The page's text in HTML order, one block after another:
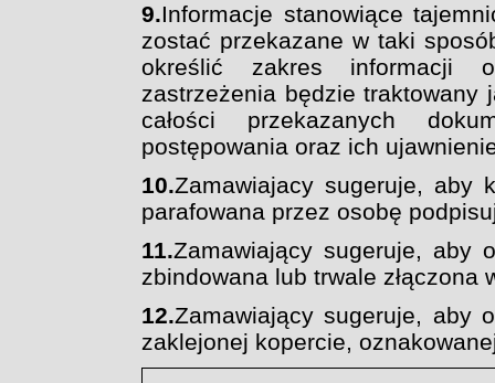
9.Informacje stanowiące
zostać przekazane w taki
określić zakres informacji
zastrzeżenia będzie traktowany
całości przekazanych
postępowania oraz ich
10.Zamawiajacy sugeruje, aby
parafowana przez osobę
11.Zamawiający sugeruje, aby
zbindowana lub trwale złączona
12.Zamawiający sugeruje, aby
zaklejonej kopercie,